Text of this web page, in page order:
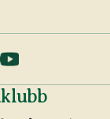
i förväg.
plantering.